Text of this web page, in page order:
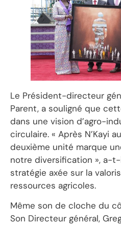
Le Président-directeur
Parent, a souligné que
dans une vision d’agro-
circulaire. « Après N’Kayi
deuxième unité marque
notre diversification », a-
stratégie axée sur la
ressources agricoles.
Même son de cloche du
Son Directeur général,